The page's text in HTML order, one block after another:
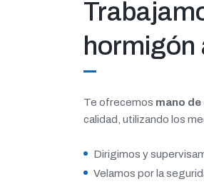
hormigón
Te ofrecemos mano
calidad, utilizando los
Dirigimos y
Velamos por la